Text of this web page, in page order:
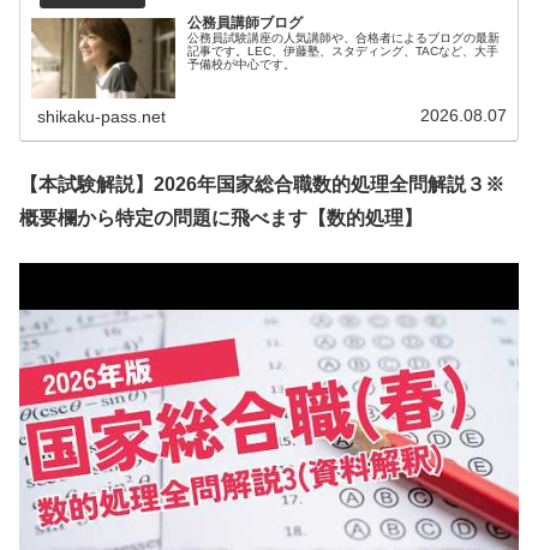
公務員講師ブログ
公務員試験講座の人気講師や、合格者によるブログの最新
記事です。LEC、伊藤塾、スタディング、TACなど、大手
予備校が中心です。
shikaku-pass.net 2026.08.07
【本試験解説】2026年国家総合職数的処理全問解説３※
概要欄から特定の問題に飛べます【数的処理】